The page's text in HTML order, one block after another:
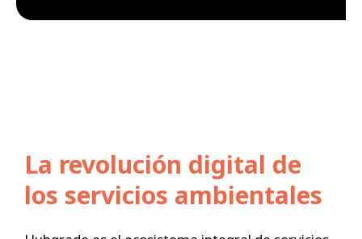
La revolución digital de
los servicios ambientales